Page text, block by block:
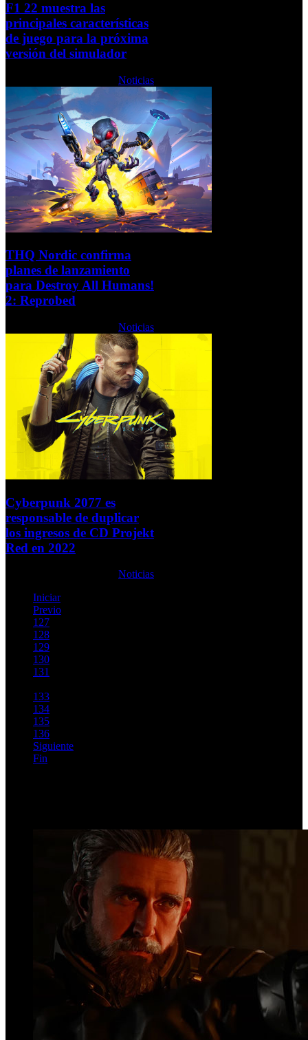
F1 22 muestra las
principales características
de juego para la próxima
versión del simulador
Noticias
THQ Nordic confirma
planes de lanzamiento
para Destroy All Humans!
2: Reprobed
Noticias
Cyberpunk 2077 es
responsable de duplicar
los ingresos de CD Projekt
Red en 2022
Noticias
Iniciar
Previo
127
128
129
130
131
133
134
135
136
Siguiente
Fin